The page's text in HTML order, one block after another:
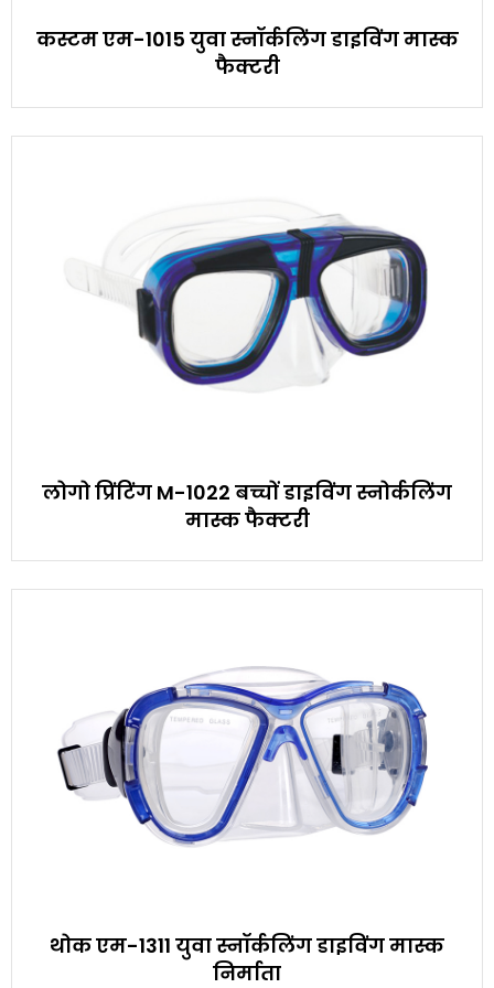
कस्टम एम-1015 युवा स्नॉर्कलिंग डाइविंग मास्क
फैक्टरी
लोगो प्रिंटिंग M-1022 बच्चों डाइविंग स्नोर्कलिंग
मास्क फैक्टरी
थोक एम-1311 युवा स्नॉर्कलिंग डाइविंग मास्क
निर्माता